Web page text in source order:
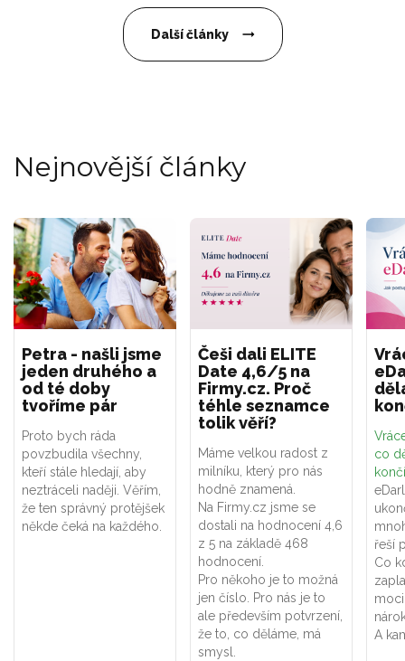
Další články
Nejnovější články
Petra - našli jsme
jeden druhého a
od té doby
tvoříme pár
Proto bych ráda
povzbudila všechny,
kteří stále hledají, aby
neztráceli naději. Věřím,
že ten správný protějšek
někde čeká na každého.
Češi dali ELITE
Date 4,6/5 na
Firmy.cz. Proč
téhle seznamce
tolik věří?
Máme velkou radost z
milníku, který pro nás
hodně znamená.
Na Firmy.cz jsme se
dostali na hodnocení 4,6
z 5 na základě 468
hodnocení.
Pro někoho je to možná
jen číslo. Pro nás je to
ale především potvrzení,
že to, co děláme, má
smysl.
co
řeší
Co
A